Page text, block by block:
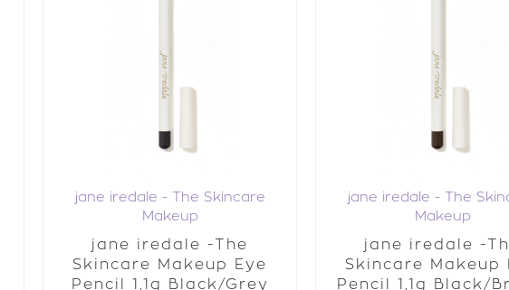
jane iredale - The Skincare
Makeup
jane iredale -The
Skincare Makeup Eye
Pencil 1,1g Black/Grey
jane iredale - The
Makeup
jane iredale -
Skincare Makeup
Pencil 1,1g Black/